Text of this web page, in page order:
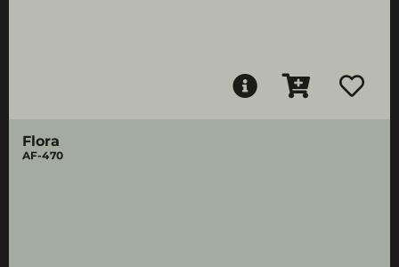
Flora
AF-470